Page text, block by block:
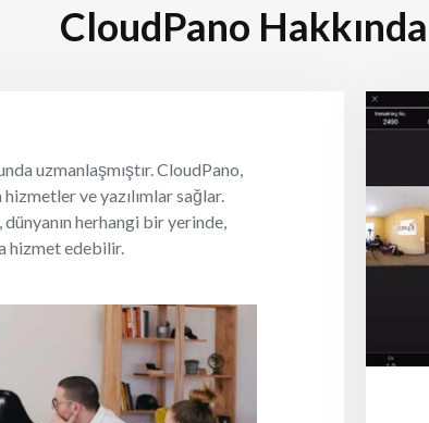
CloudPano Hakkında
uzmanlaşmıştır. CloudPano,
ve yazılımlar sağlar.
herhangi bir yerinde,
hizmet edebilir.